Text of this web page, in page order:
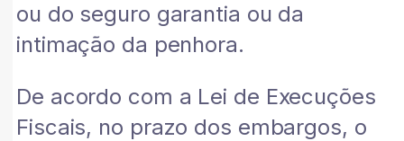
ou do seguro garantia ou da
intimação da penhora.
De acordo com a Lei de Execuções
Fiscais, no prazo dos embargos, o